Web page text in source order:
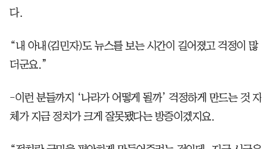
다.
“내 아내(김민자)도 뉴스를 보는 시간이 길어졌고 걱정이 많
더군요.”
-이런 분들까지 ‘나라가 어떻게 될까’ 걱정하게 만드는 것 자
체가 지금 정치가 크게 잘못됐다는 방증이겠지요.